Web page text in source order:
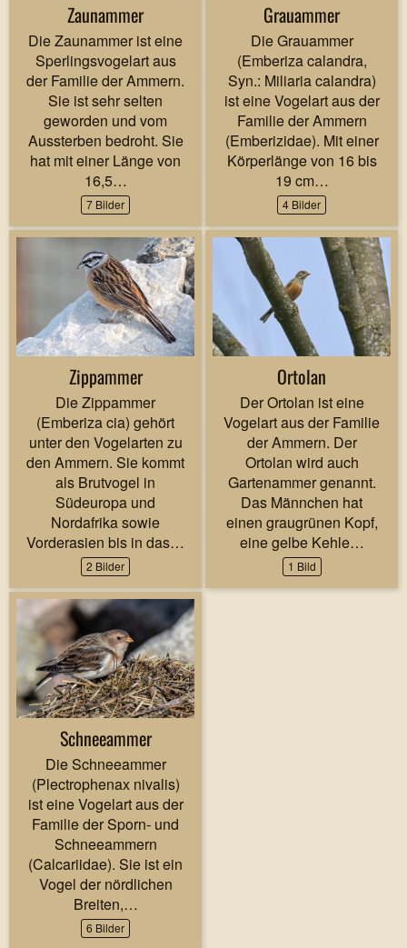
Zaunammer
Die Zaunammer ist eine
Sperlingsvogelart aus
der Familie der Ammern.
Sie ist sehr selten
geworden und vom
Aussterben bedroht. Sie
hat mit einer Länge von
16,5…
7 Bilder
Grauammer
Die Grauammer
(Emberiza calandra,
Syn.: Miliaria calandra)
ist eine Vogelart aus der
Familie der Ammern
(Emberizidae). Mit einer
Körperlänge von 16 bis
19 cm…
4 Bilder
Zippammer
Die Zippammer
(Emberiza cia) gehört
unter den Vogelarten zu
den Ammern. Sie kommt
als Brutvogel in
Südeuropa und
Nordafrika sowie
Vorderasien bis in das…
2 Bilder
Ortolan
Der Ortolan ist eine
Vogelart aus der Familie
der Ammern. Der
Ortolan wird auch
Gartenammer genannt.
Das Männchen hat
einen graugrünen Kopf,
eine gelbe Kehle…
1 Bild
Schneeammer
Die Schneeammer
(Plectrophenax nivalis)
ist eine Vogelart aus der
Familie der Sporn- und
Schneeammern
(Calcariidae). Sie ist ein
Vogel der nördlichen
Breiten,…
6 Bilder